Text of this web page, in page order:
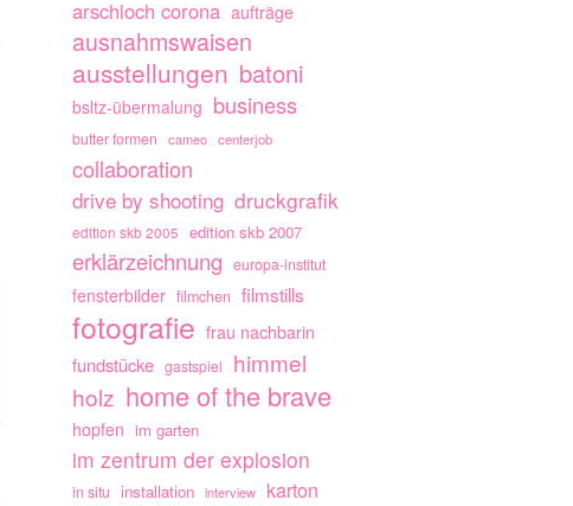
arschloch corona aufträge
ausnahmswaisen
ausstellungen batoni
bsltz-übermalung business
butter formen cameo centerjob
collaboration
drive by shooting druckgrafik
edition skb 2005 edition skb 2007
erklärzeichnung europa-institut
fensterbilder filmchen filmstills
fotografie frau nachbarin
fundstücke gastspiel
himmel
holz home of the brave
hopfen im garten
im zentrum der explosion
in situ installation interview karton